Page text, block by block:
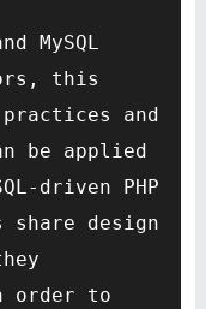
MySQL
this
and
be applied
driven PHP
share design
order to